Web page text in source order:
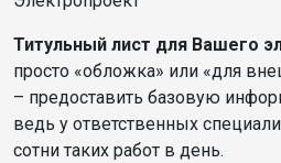
Титульный лист для Вашего
просто «обложка» или «для
– предоставить базовую
ведь у ответственных
сотни таких работ в день.